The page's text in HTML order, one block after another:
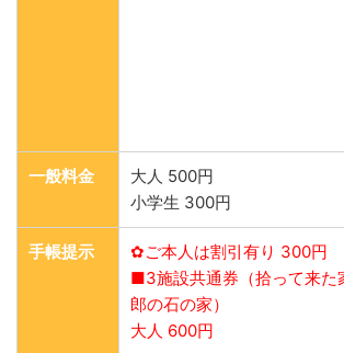
一般料金
大人 500円
小学生 300円
手帳提示
✿ご本人は割引有り 300円
■3施設共通券（拾って来た
郎の石の家）
大人 600円